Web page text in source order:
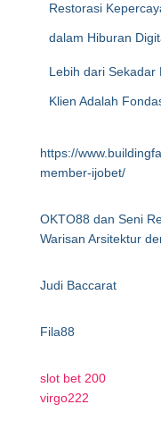
Restorasi
dalam Hiburan
Lebih dari Sekadar
Klien Adalah
https://
member-ijobet/
OKTO88 dan Seni
Warisan Arsitektur
Judi Baccarat
Fila88
slot bet 200
virgo222